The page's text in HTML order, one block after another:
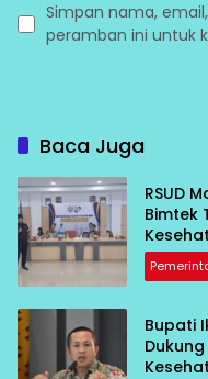
Simpan nama,
peramban ini untuk
Baca Juga
RSUD
Bimtek
Bupati